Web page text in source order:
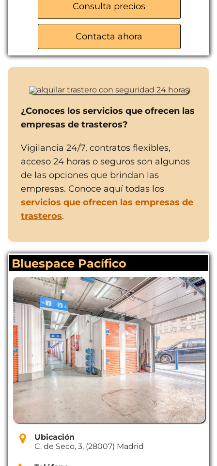
Venta de cajas y material de
embalaje
Atención personalizada
Consulta precios
Contacta ahora
¿Conoces los servicios que ofrecen las
empresas de trasteros?
Vigilancia 24/7, contratos flexibles,
acceso 24 horas o seguros son algunos
de las opciones que brindan las
empresas. Conoce aquí todas los
servicios que ofrecen las empresas de
trasteros.
Bluespace Pacífico
Ubicación
C. de Seco, 3, (28007) Madrid